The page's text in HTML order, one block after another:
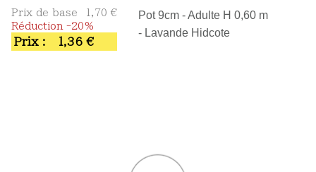
Prix de base
1,70 €
Réduction -20%
Prix : 1,36 €
Pot 9cm - Adulte H 0,60 m
- Lavande Hidcote